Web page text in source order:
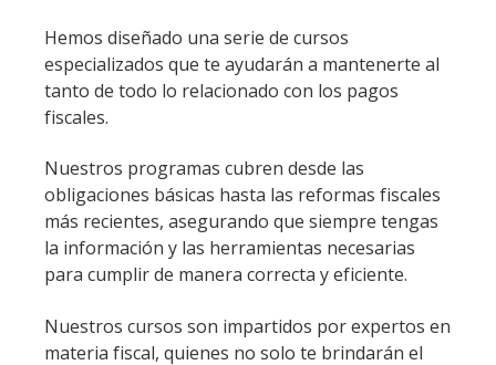
Hemos diseñado una serie de cursos
especializados que te ayudarán a mantenerte al
tanto de todo lo relacionado con los pagos
fiscales.
Nuestros programas cubren desde las
obligaciones básicas hasta las reformas fiscales
más recientes, asegurando que siempre tengas
la información y las herramientas necesarias
para cumplir de manera correcta y eficiente.
Nuestros cursos son impartidos por expertos en
materia fiscal, quienes no solo te brindarán el